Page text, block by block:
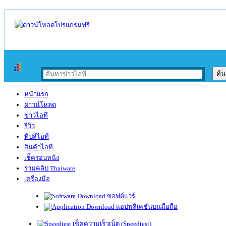
หน้าแรก
ดาวน์โหลด
ข่าวไอที
รีวิว
ทิปส์ไอที
สินค้าไอที
เช็ครอบหนัง
รวมคลิป Thaiware
เครื่องมือ
ซอฟต์แวร์
แอปพลิเคชันบนมือถือ
เช็คความเร็วเน็ต (Speedtest)